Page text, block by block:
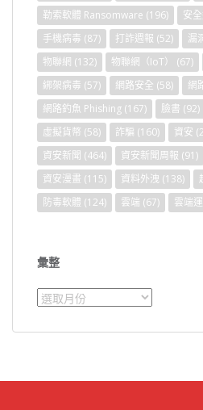
勒索軟體 Ransomware (196) 安
手機病毒 (87) 打詐週報 (52) 漏
物聯網 (132) 物聯網（IoT） (67)
綁架病毒 (57) 網路安全 (58) 網
網路釣魚 Phishing (167) 臉書 (92)
虛擬貨幣 (58) 詐騙 (160) 資安
資安新聞 (464) 資安新聞周報 (91)
資安漫畫 (115) 資料外洩 (138)
防毒軟體 (124) 雲端 (67) 雲端
彙整
彙